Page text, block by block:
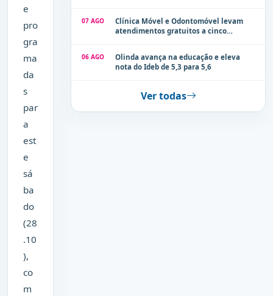
e
pro
gra
ma
da
s
par
a
est
e
sá
ba
do
(28
.10
),
co
m
07 AGO
Clínica Móvel e Odontomóvel levam
atendimentos gratuitos a cinco
06 AGO
Olinda avança na educação e eleva
nota do Ideb de 5,3 para 5,6
Ver todas